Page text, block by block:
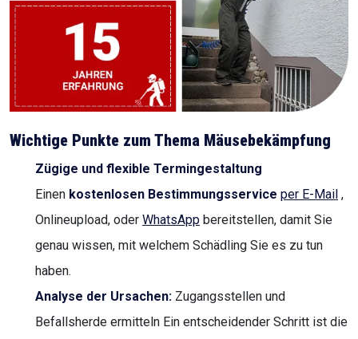
Wichtige Punkte zum Thema Mäusebekämpfung
Zügige und flexible Termingestaltung
Einen kostenlosen Bestimmungsservice per E-Mail ,
Onlineupload, oder WhatsApp bereitstellen, damit Sie
genau wissen, mit welchem Schädling Sie es zu tun
haben.
Analyse der Ursachen: Zugangsstellen und
Befallsherde ermitteln Ein entscheidender Schritt ist die